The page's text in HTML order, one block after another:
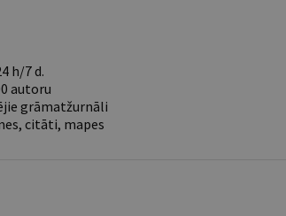
h/7 d.
autoru
grāmatžurnāli
citāti, mapes